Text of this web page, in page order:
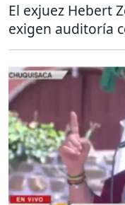
El exjuez Hebert
exigen auditoría